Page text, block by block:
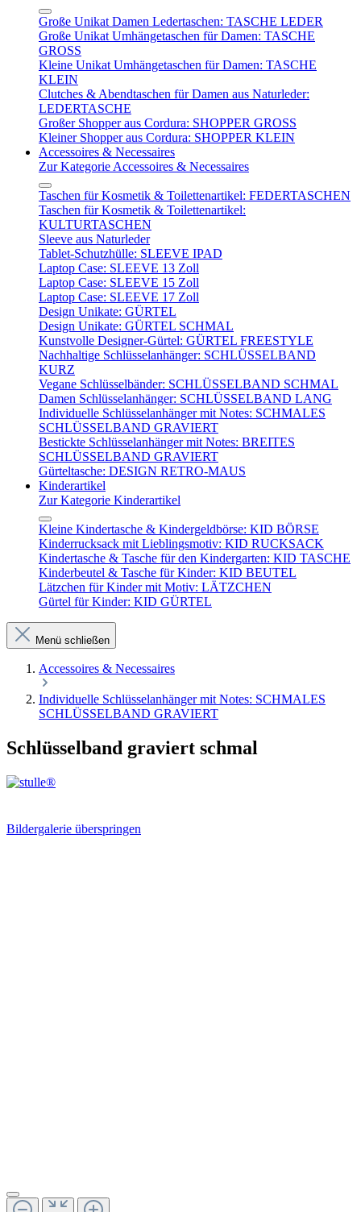
Große Unikat Damen Ledertaschen: TASCHE LEDER
Große Unikat Umhängetaschen für Damen: TASCHE
GROSS
Kleine Unikat Umhängetaschen für Damen: TASCHE
KLEIN
Clutches & Abendtaschen für Damen aus Naturleder:
LEDERTASCHE
Großer Shopper aus Cordura: SHOPPER GROSS
Kleiner Shopper aus Cordura: SHOPPER KLEIN
Accessoires & Necessaires
Zur Kategorie Accessoires & Necessaires
Taschen für Kosmetik & Toilettenartikel: FEDERTASCHEN
Taschen für Kosmetik & Toilettenartikel:
KULTURTASCHEN
Sleeve aus Naturleder
Tablet-Schutzhülle: SLEEVE IPAD
Laptop Case: SLEEVE 13 Zoll
Laptop Case: SLEEVE 15 Zoll
Laptop Case: SLEEVE 17 Zoll
Design Unikate: GÜRTEL
Design Unikate: GÜRTEL SCHMAL
Kunstvolle Designer-Gürtel: GÜRTEL FREESTYLE
Nachhaltige Schlüsselanhänger: SCHLÜSSELBAND
KURZ
Vegane Schlüsselbänder: SCHLÜSSELBAND SCHMAL
Damen Schlüsselanhänger: SCHLÜSSELBAND LANG
Individuelle Schlüsselanhänger mit Notes: SCHMALES
SCHLÜSSELBAND GRAVIERT
Bestickte Schlüsselanhänger mit Notes: BREITES
SCHLÜSSELBAND GRAVIERT
Gürteltasche: DESIGN RETRO-MAUS
Kinderartikel
Zur Kategorie Kinderartikel
Kleine Kindertasche & Kindergeldbörse: KID BÖRSE
Kinderrucksack mit Lieblingsmotiv: KID RUCKSACK
Kindertasche & Tasche für den Kindergarten: KID TASCHE
Kinderbeutel & Tasche für Kinder: KID BEUTEL
Lätzchen für Kinder mit Motiv: LÄTZCHEN
Gürtel für Kinder: KID GÜRTEL
Menü schließen
Accessoires & Necessaires
Individuelle Schlüsselanhänger mit Notes: SCHMALES
SCHLÜSSELBAND GRAVIERT
Schlüsselband graviert schmal
Bildergalerie überspringen